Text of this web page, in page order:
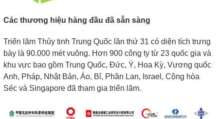
Các thương hiệu hàng đầu đã sẵn sàng
Triển lãm Thủy tinh Trung Quốc lần thứ 31 có diện tích trưng
bày là 90.000 mét vuông. Hơn 900 công ty từ 23 quốc gia và
khu vực bao gồm Trung Quốc, Đức, Ý, Hoa Kỳ, Vương quốc
Anh, Pháp, Nhật Bản, Áo, Bỉ, Phần Lan, Israel, Cộng hòa
Séc và Singapore đã tham gia triển lãm.